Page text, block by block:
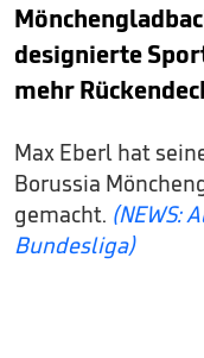
designierte
mehr
Max Eberl hat
Borussia
gemacht. (NEWS:
Bundesliga)